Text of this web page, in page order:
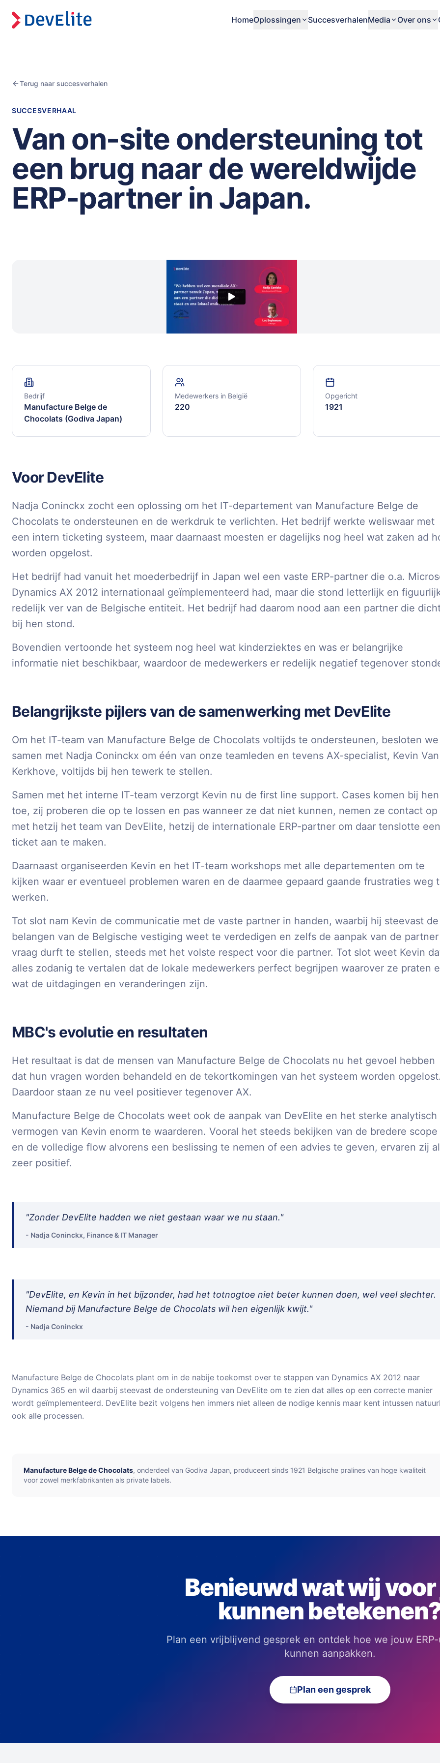
HomeOplossingen SuccesverhalenMedia Over ons
Terug naar succesverhalen
SUCCESVERHAAL
Van on-site ondersteuning tot
een brug naar de wereldwijde
ERP-partner in Japan.
Bedrijf
Manufacture Belge de
Chocolats (Godiva Japan)
Medewerkers in België
220
Opgericht
1921
Voor DevElite
Nadja Coninckx zocht een oplossing om het IT-departement van Manufacture Belge de
Chocolats te ondersteunen en de werkdruk te verlichten. Het bedrijf werkte weliswaar met
een intern ticketing systeem, maar daarnaast moesten er dagelijks nog heel wat zaken ad
worden opgelost.
Het bedrijf had vanuit het moederbedrijf in Japan wel een vaste ERP-partner die o.a.
Dynamics AX 2012 internationaal geïmplementeerd had, maar die stond letterlijk en
redelijk ver van de Belgische entiteit. Het bedrijf had daarom nood aan een partner die
bij hen stond.
Bovendien vertoonde het systeem nog heel wat kinderziektes en was er belangrijke
informatie niet beschikbaar, waardoor de medewerkers er redelijk negatief tegenover
Belangrijkste pijlers van de samenwerking met DevElite
Om het IT-team van Manufacture Belge de Chocolats voltijds te ondersteunen, besloten we
samen met Nadja Coninckx om één van onze teamleden en tevens AX-specialist, Kevin Van
Kerkhove, voltijds bij hen tewerk te stellen.
Samen met het interne IT-team verzorgt Kevin nu de first line support. Cases komen bij hen
toe, zij proberen die op te lossen en pas wanneer ze dat niet kunnen, nemen ze contact op
met hetzij het team van DevElite, hetzij de internationale ERP-partner om daar tenslotte een
ticket aan te maken.
Daarnaast organiseerden Kevin en het IT-team workshops met alle departementen om te
kijken waar er eventueel problemen waren en de daarmee gepaard gaande frustraties weg
werken.
Tot slot nam Kevin de communicatie met de vaste partner in handen, waarbij hij steevast de
belangen van de Belgische vestiging weet te verdedigen en zelfs de aanpak van de
vraag durft te stellen, steeds met het volste respect voor die partner. Tot slot weet Kevin
alles zodanig te vertalen dat de lokale medewerkers perfect begrijpen waarover ze praten
wat de uitdagingen en veranderingen zijn.
MBC's evolutie en resultaten
Het resultaat is dat de mensen van Manufacture Belge de Chocolats nu het gevoel hebben
dat hun vragen worden behandeld en de tekortkomingen van het systeem worden
Daardoor staan ze nu veel positiever tegenover AX.
Manufacture Belge de Chocolats weet ook de aanpak van DevElite en het sterke analytisch
vermogen van Kevin enorm te waarderen. Vooral het steeds bekijken van de bredere scope
en de volledige flow alvorens een beslissing te nemen of een advies te geven, ervaren zij
zeer positief.
"Zonder DevElite hadden we niet gestaan waar we nu staan."
- Nadja Coninckx, Finance & IT Manager
"DevElite, en Kevin in het bijzonder, had het totnogtoe niet beter kunnen doen, wel veel slechter.
Niemand bij Manufacture Belge de Chocolats wil hen eigenlijk kwijt."
- Nadja Coninckx
Manufacture Belge de Chocolats plant om in de nabije toekomst over te stappen van Dynamics AX 2012 naar
Dynamics 365 en wil daarbij steevast de ondersteuning van DevElite om te zien dat alles op een correcte manier
wordt geïmplementeerd. DevElite bezit volgens hen immers niet alleen de nodige kennis maar kent intussen
ook alle processen.
Manufacture Belge de Chocolats, onderdeel van Godiva Japan, produceert sinds 1921 Belgische pralines van hoge kwaliteit
voor zowel merkfabrikanten als private labels.
Benieuwd wat wij
kunnen
Plan een vrijblijvend gesprek en ontdek hoe we jouw
kunnen aanpakken.
Plan een gesprek